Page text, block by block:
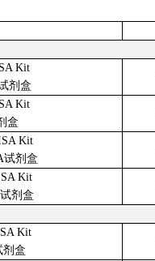
Kit
剂盒
Kit
盒
Kit
剂盒
Kit
剂盒
Kit
剂盒